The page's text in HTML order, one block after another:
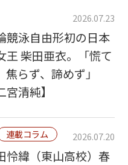
2026.07.23
競泳自由形初の日本
王 柴田亜衣。「慌て
焦らず、諦めず」
宮清純】
連載コラム 2026.07.20
怜緯（東山高校）春